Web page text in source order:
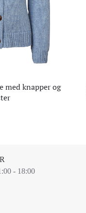
med knapper og
- 18:00